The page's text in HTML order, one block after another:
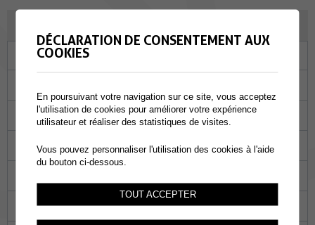
Ma
03 04 05 06 07
10 11 12 13 14
24 25 26 27 28
DÉCLARATION DE CONSENTEMENT AUX
COOKIES
En poursuivant votre navigation sur ce site, vous acceptez
l'utilisation de cookies pour améliorer votre expérience
utilisateur et réaliser des statistiques de visites.
Vous pouvez personnaliser l'utilisation des cookies à l'aide
du bouton ci-dessous.
TOUT ACCEPTER